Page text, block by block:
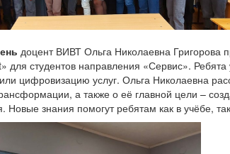
доцент ВИВТ Ольга Николаевна
для студентов направления «Сервис».
цифровизацию услуг. Ольга Николаевна
а также о её главной цели –
Новые знания помогут ребятам как в учёбе,